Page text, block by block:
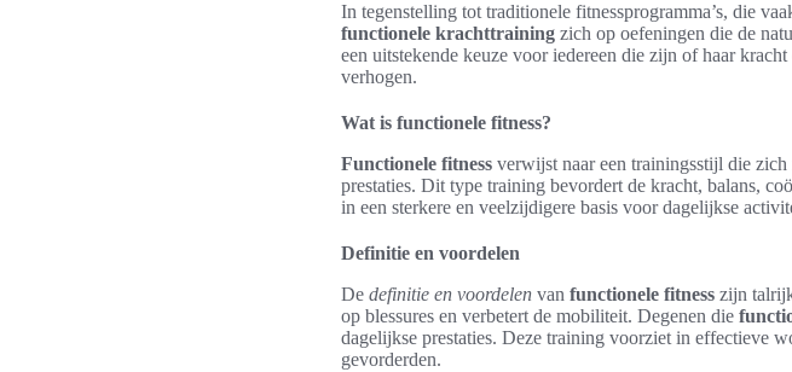
In tegenstelling tot traditionele fitnessprogramma’s, die
functionele krachttraining zich op oefeningen die de
een uitstekende keuze voor iedereen die zijn of haar
verhogen.
Wat is functionele fitness?
Functionele fitness verwijst naar een trainingsstijl die
prestaties. Dit type training bevordert de kracht, balans,
in een sterkere en veelzijdigere basis voor dagelijkse
Definitie en voordelen
De definitie en voordelen van functionele fitness zijn
op blessures en verbetert de mobiliteit. Degenen die
dagelijkse prestaties. Deze training voorziet in effectieve
gevorderden.